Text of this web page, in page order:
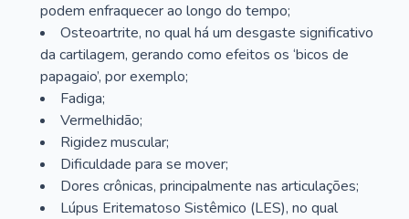
podem enfraquecer ao longo do tempo;
Osteoartrite, no qual há um desgaste significativo
da cartilagem, gerando como efeitos os ‘bicos de
papagaio’, por exemplo;
Fadiga;
Vermelhidão;
Rigidez muscular;
Dificuldade para se mover;
Dores crônicas, principalmente nas articulações;
Lúpus Eritematoso Sistêmico (LES), no qual